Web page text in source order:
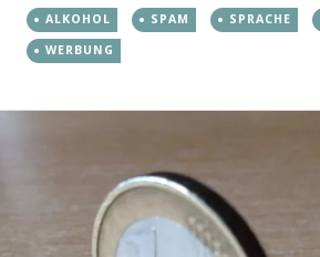
ALKOHOL SPAM SPRACHE
WERBUNG